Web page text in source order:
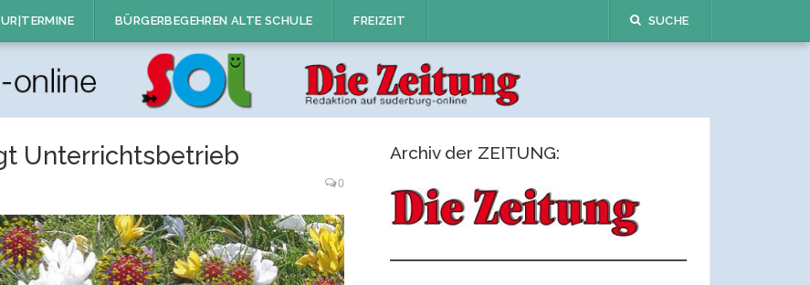
BÜRGERBEGEHREN ALTE SCHULE FREIZEIT SUCHE
Unterrichtsbetrieb
0
Archiv der ZEITUNG: